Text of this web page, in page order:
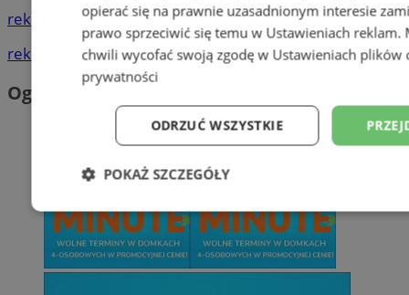
reklama
reklama
Ogłoszenia
opierać się na prawnie uzasadnionym interesie
prawo sprzeciwić się temu w Ustawieniach reklam.
chwili wycofać swoją zgodę w Ustawieniach plików
prywatności
ODRZUĆ WSZYSTKIE
POKAŻ SZCZEGÓŁY
Niezbędne Wydajność